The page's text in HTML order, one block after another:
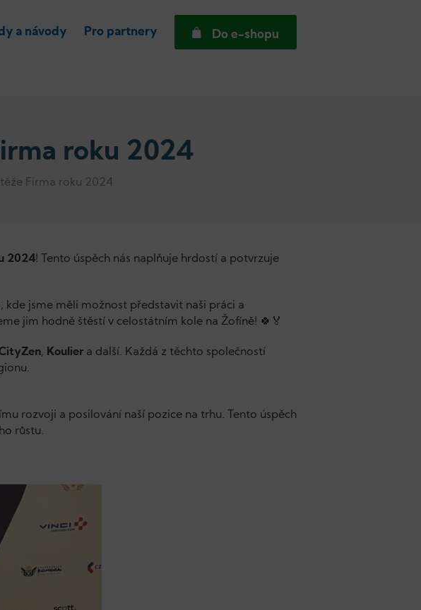
a návody Pro partnery Do e-shopu
roku 2024
Firma roku 2024
2024! Tento úspěch nás naplňuje hrdostí a potvrzuje
jsme měli možnost představit naši práci a
jim hodně štěstí v celostátním kole na Žofíně! 🍀🏅
, Kouliera další. Každá z těchto společností
rozvoji a posilování naší pozice na trhu. Tento úspěch
růstu.